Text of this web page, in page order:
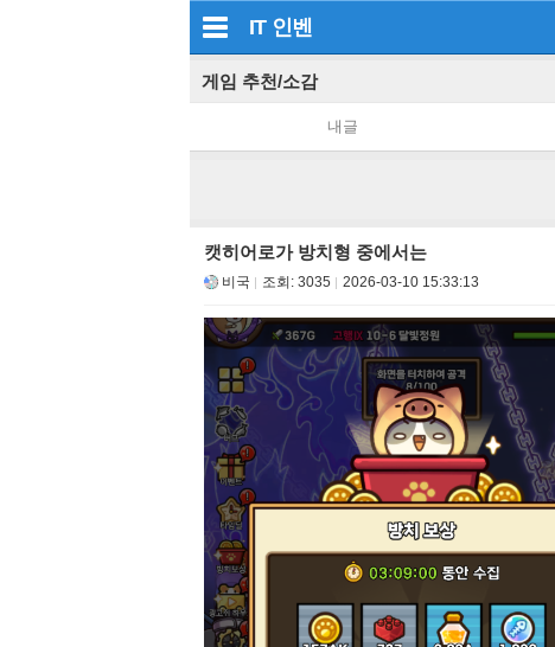
IT 인벤
게임 추천/소감
내글
캣히어로가 방치형 중에서는
비국 조회: 3035 2026-03-10 15:33:13